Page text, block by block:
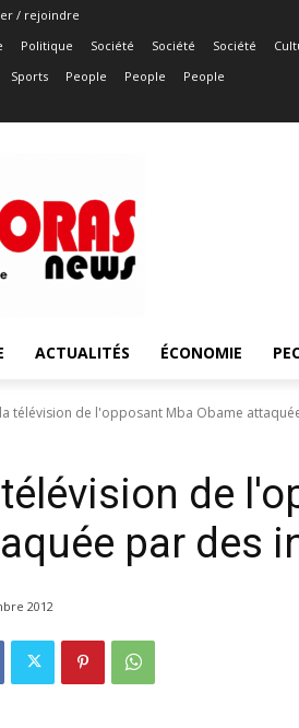
/ rejoindre
Politique Société Société Société
Sports People People People
ACTUALITÉS ÉCONOMIE
télévision de l'opposant Mba Obame
de
par des
2012